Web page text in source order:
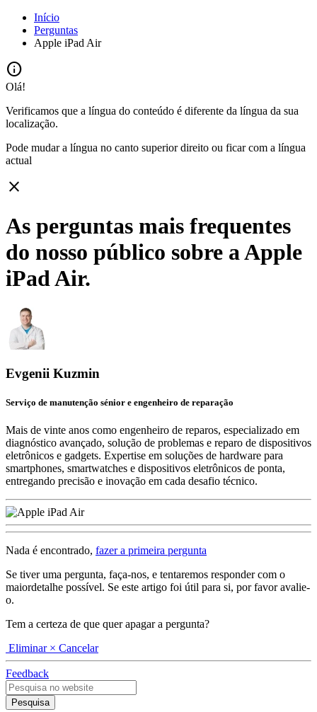
Início
Perguntas
Apple iPad Air
info
Olá!
Verificamos que a língua do conteúdo é diferente da língua da sua
localização.
Pode mudar a língua no canto superior direito ou ficar com a língua
actual
close
As perguntas mais frequentes
do nosso público sobre a Apple
iPad Air.
Evgenii Kuzmin
Serviço de manutenção sénior e engenheiro de reparação
Mais de vinte anos como engenheiro de reparos, especializado em
diagnóstico avançado, solução de problemas e reparo de dispositivos
eletrônicos e gadgets. Expertise em soluções de hardware para
smartphones, smartwatches e dispositivos eletrônicos de ponta,
entregando precisão e inovação em cada desafio técnico.
Nada é encontrado, fazer a primeira pergunta
Se tiver uma pergunta, faça-nos, e tentaremos responder com o
maiordetalhe possível. Se este artigo foi útil para si, por favor avalie-
o.
Tem a certeza de que quer apagar a pergunta?
Eliminar × Cancelar
Feedback